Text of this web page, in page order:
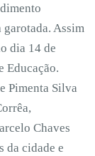
garotada. Assim
dia 14 de
Educação.
Pimenta Silva
Chaves
da cidade e